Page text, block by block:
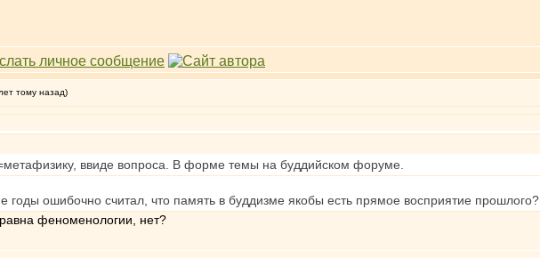
тому назад)
ввиде вопроса. В форме темы на буддийском форуме.
годы ошибочно считал, что память в буддизме якобы есть прямое восприятие прошлого?
феноменологии, нет?